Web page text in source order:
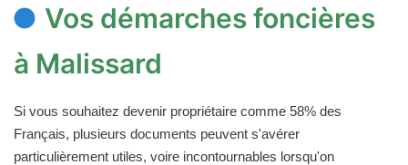
Vos démarches foncières
à Malissard
Si vous souhaitez devenir propriétaire comme 58% des
Français, plusieurs documents peuvent s'avérer
particulièrement utiles, voire incontournables lorsqu'on